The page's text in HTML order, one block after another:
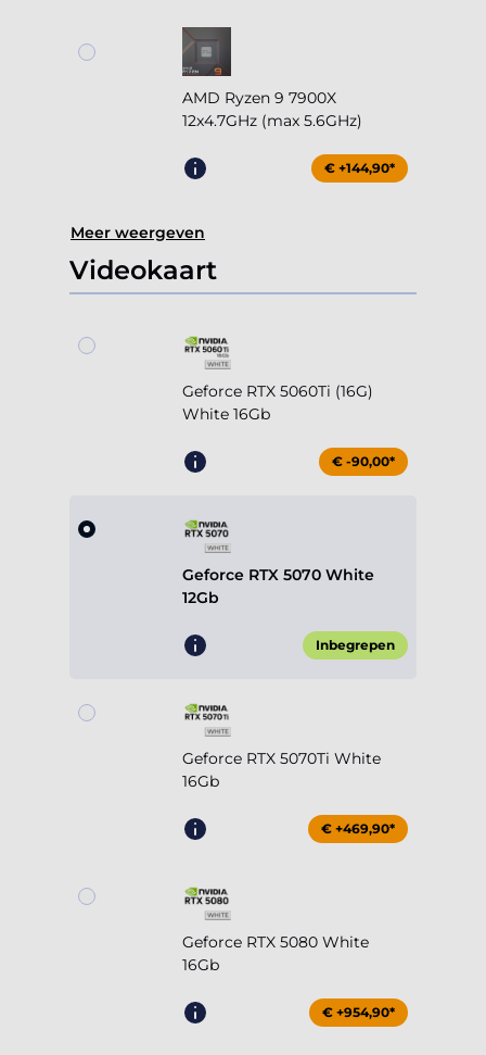
AMD Ryzen 9 7900X
12x4.7GHz (max 5.6GHz)
€ +144,90*
Meer weergeven
Videokaart
Geforce RTX 5060Ti (16G)
White 16Gb
€ -90,00*
Geforce RTX 5070 White
12Gb
Inbegrepen
Geforce RTX 5070Ti White
16Gb
€ +469,90*
Geforce RTX 5080 White
16Gb
€ +954,90*